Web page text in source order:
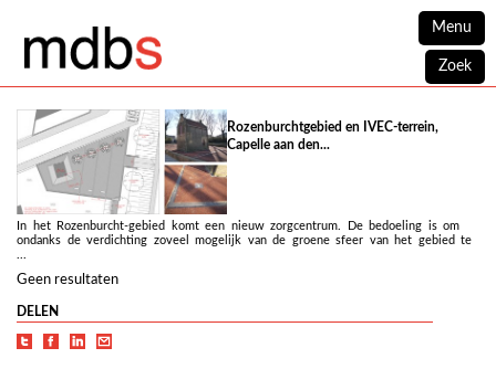
Menu
Zoek
Rozenburchtgebied en IVEC-terrein,
Capelle aan den...
In het Rozenburcht-gebied komt een nieuw zorgcentrum. De bedoeling is om
ondanks de verdichting zoveel mogelijk van de groene sfeer van het gebied te
Geen resultaten
DELEN